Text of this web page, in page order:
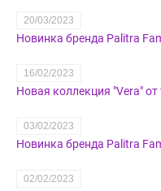
20/03/2023
Новинка бренда Palitra
16/02/2023
Новая коллекция "Vera"
03/02/2023
Новинка бренда Palitra
02/02/2023